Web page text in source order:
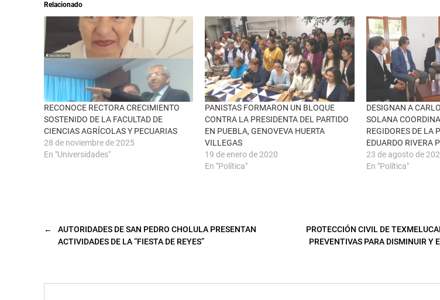
(
S
e
e
u
n
v
e
n
t
a
n
a
n
u
a
r
r
e
n
F
c
e
b
o
o
k
(
S
e
a
b
r
n
t
a
e
Relacionado
RECONOCE RECTORA CRECIMIENTO
SOSTENIDO DE LA FACULTAD DE
CIENCIAS AGRÍCOLAS Y PECUARIAS
28 de noviembre de 2025
En "Universidades"
PANISTAS FORMARON UN BLOQUE
CONTRA LA PRESIDENTA DEL PARTIDO
EN PUEBLA, GENOVEVA HUERTA
VILLEGAS
19 de enero de 2020
En "Política"
DESIGNAN A
SOLANA
REGIDORES DE LA
EDUARDO RIVERA
23 de agosto de
En "Política"
←
AUTORIDADES DE SAN PEDRO CHOLULA PRESENTAN
ACTIVIDADES DE LA “FIESTA DE REYES”
PROTECCIÓN CIVIL DE
PREVENTIVAS PARA DISMINUIR Y